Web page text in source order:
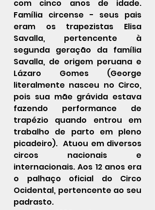
com cinco anos de idade.
Família circense - seus pais
eram os trapezistas Elisa
Savalla, pertencente à
segunda geração da família
Savalla, de origem peruana e
Lázaro Gomes (George
literalmente nasceu no Circo,
pois sua mãe grávida estava
fazendo performance de
trapézio quando entrou em
trabalho de parto em pleno
picadeiro).  Atuou em diversos
circos nacionais e
internacionais. Aos 12 anos era
o palhaço oficial do Circo
Ocidental, pertencente ao seu
padrasto.